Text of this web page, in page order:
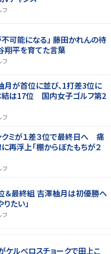
フ
可能になる」 藤田かれんの待
翔平を育てた言葉
フ
が首位に並び、1打差3位に
結は17位 国内女子ゴルフ第2
フ
クミが１差３位で最終日へ 痛
再浮上「棚からぼたもちが２
フ
＆最終組 吉澤柚月は初優勝へ
たい」
フ
ケルベロスチョークで田上こ